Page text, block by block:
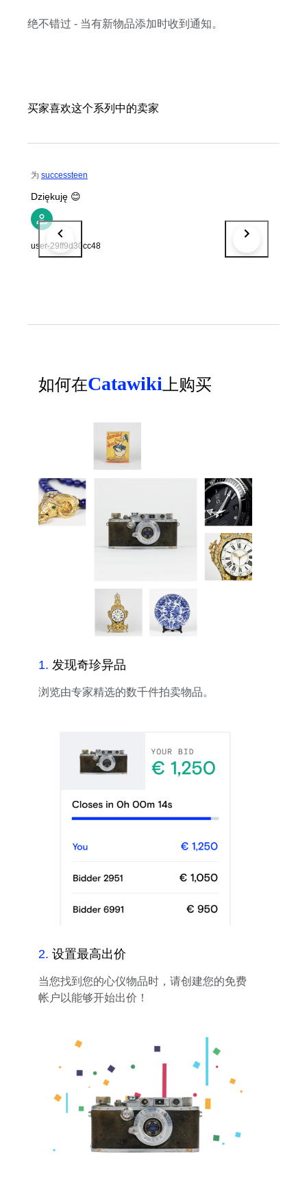
绝不错过 - 当有新物品添加时收到通知。
买家喜欢这个系列中的卖家
为 successteen
Dziękuję 😊
user-29ff9d30cc48
如何在Catawiki 上购买
1. 发现奇珍异品
浏览由专家精选的数千件拍卖物品。
2. 设置最高出价
当您找到您的心仪物品时，请创建您的免费
帐户以能够开始出价！